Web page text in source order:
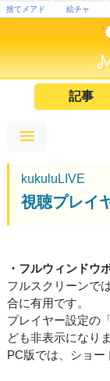
捨てメアド 絵チャ
記事
kukuluLIVE
視聴プレイ
・フルウィンドウ
フルスクリーンで
合に有用です。
プレイヤー設定の
ども非表示になりま
PC版では、ショー